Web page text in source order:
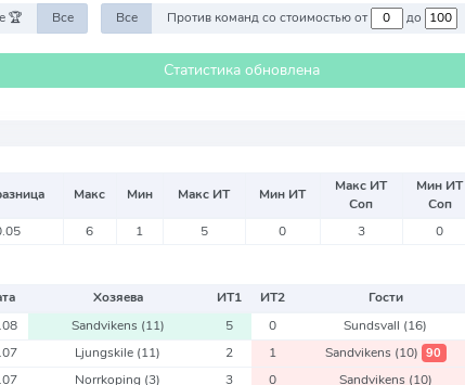
🏆 Все Все Против команд со стоимостью от до
Статистика обновлена
Макс Мин Макс ИТ Мин ИТ
Макс ИТ
Соп
Мин ИТ
Соп
6 1 5 0 3 0
Хозяева ИТ1 ИТ2 Гости
Sandvikens (11) 5 0 Sundsvall (16)
Ljungskile (11) 2 1 Sandvikens (10) 90
Norrkoping (3) 3 0 Sandvikens (10)